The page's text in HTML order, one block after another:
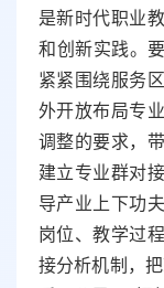
是新时代职业
和创新实践。
紧紧围绕服务
外开放布局专
调整的要求，
建立专业群对
导产业上下功
岗位、教学过
接分析机制，